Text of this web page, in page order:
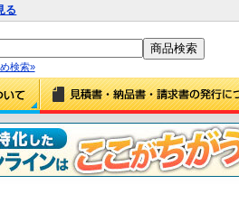
る
検索»